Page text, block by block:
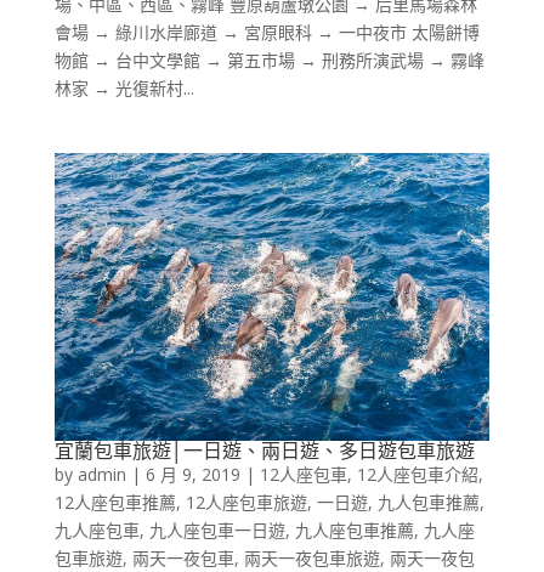
場、中區、西區、霧峰 豐原葫蘆墩公園 → 后里馬場森林
會場 → 綠川水岸廊道 → 宮原眼科 → 一中夜市 太陽餅博
物館 → 台中文學館 → 第五市場 → 刑務所演武場 → 霧峰
林家 → 光復新村...
宜蘭包車旅遊│一日遊、兩日遊、多日遊包車旅遊
by admin | 6 月 9, 2019 | 12人座包車, 12人座包車介紹,
12人座包車推薦, 12人座包車旅遊, 一日遊, 九人包車推薦,
九人座包車, 九人座包車一日遊, 九人座包車推薦, 九人座
包車旅遊, 兩天一夜包車, 兩天一夜包車旅遊, 兩天一夜包